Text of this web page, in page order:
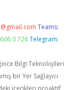
Teams:
0 726 Telegram:
Bilgi Teknolojileri
bir Yer Sağlayıcı
içerikleri proaktif